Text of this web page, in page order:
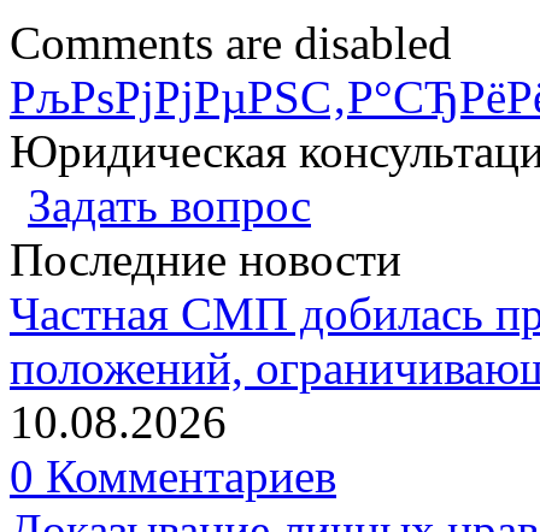
Comments are disabled
Юридическая
Задать вопрос
Последние новости
Частная СМП добилась
положений,
10.08.2026
0 Комментариев